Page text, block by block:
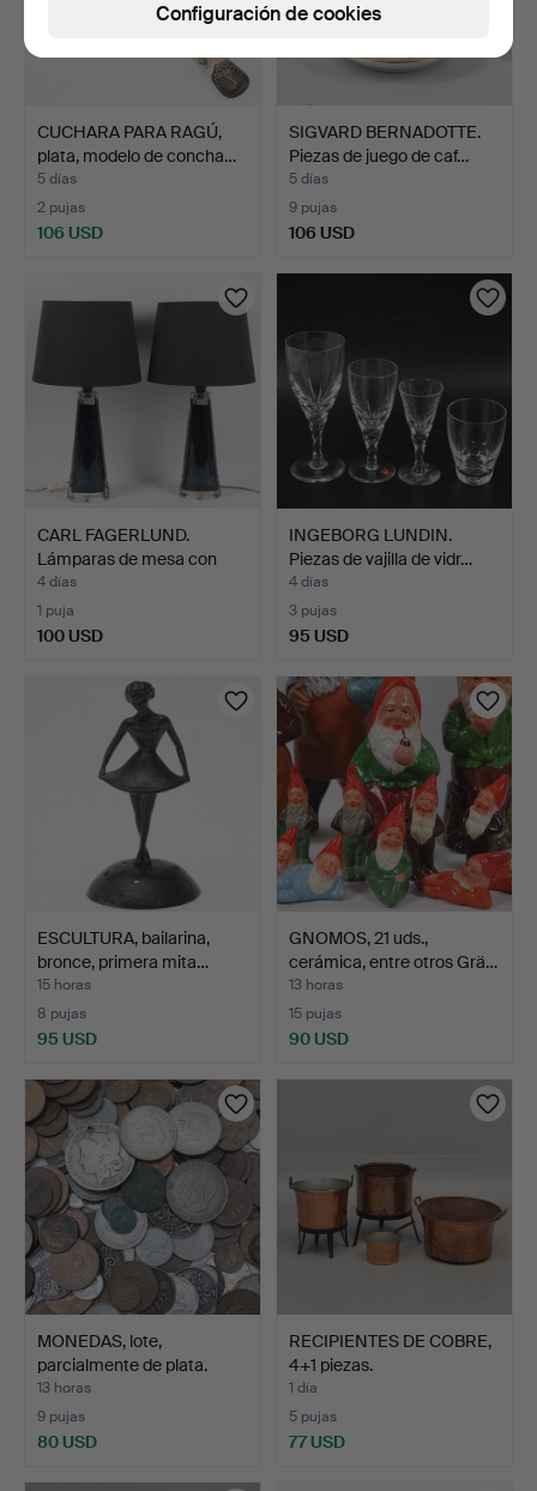
CUCHARA PARA RAGÚ,
plata, modelo de concha…
5 días
2 pujas
106 USD
SIGVARD BERNADOTTE.
Piezas de juego de caf…
5 días
9 pujas
106 USD
CARL FAGERLUND.
Lámparas de mesa con
panta…
4 días
1 puja
100 USD
INGEBORG LUNDIN.
Piezas de vajilla de vidr…
4 días
3 pujas
95 USD
ESCULTURA, bailarina,
bronce, primera mita…
15 horas
8 pujas
95 USD
GNOMOS, 21 uds.,
cerámica, entre otros Grä…
13 horas
15 pujas
90 USD
MONEDAS, lote,
parcialmente de plata.
13 horas
9 pujas
80 USD
RECIPIENTES DE COBRE,
4+1 piezas.
1 día
5 pujas
77 USD
Configuración de cookies